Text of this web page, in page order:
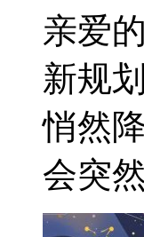
亲爱
新规
悄然
会突